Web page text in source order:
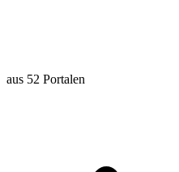
aus 52 Portalen